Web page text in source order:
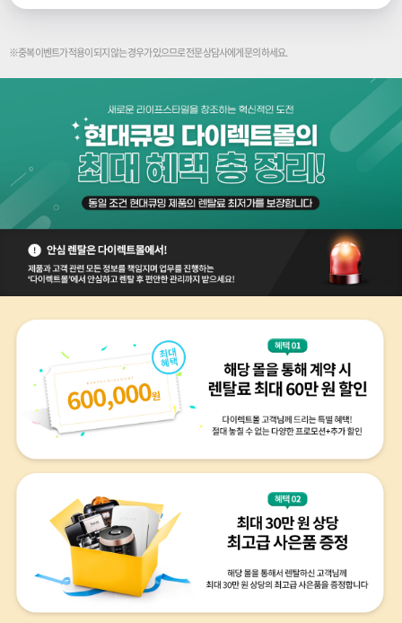
※중복 이벤트가 적용이 되지 않는 경우가 있으므로 전문 상담사에게 문의 하세요.